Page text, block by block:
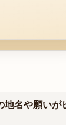
名や願いが